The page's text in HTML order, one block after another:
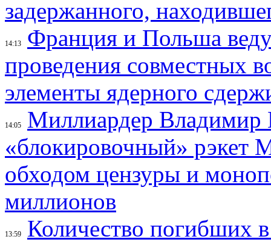
задержанного,
14:13
Франция и Польша
проведения совместных
элементы ядерного
14:05
Миллиардер Владимир
«блокировочный» рэкет
обходом цензуры и
миллионов
13:59
Количество погибших